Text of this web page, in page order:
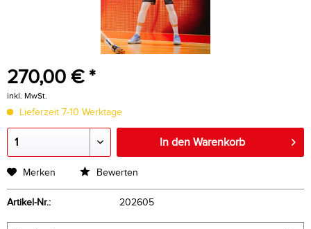
270,00 € *
inkl. MwSt.
Lieferzeit 7-10 Werktage
In den Warenkorb
Merken Bewerten
Artikel-Nr.: 202605